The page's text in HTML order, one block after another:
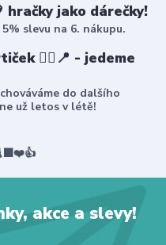
hračky jako dárečky!
slevu na 6. nákupu.
🤸‍♀️📍 - jedeme
do dalšího
už letos v létě!
akce a slevy!